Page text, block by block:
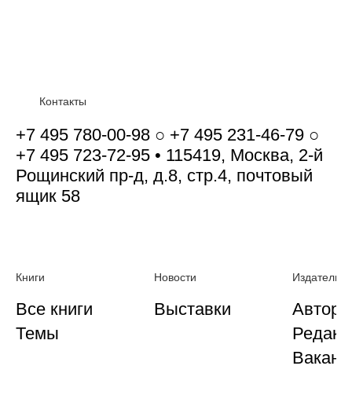
Контакты
+7 495 780-00-98 ○ +7 495 231-46-79 ○
+7 495 723-72-95 • 115419, Москва, 2-й
Рощинский пр-д, д.8, стр.4, почтовый
ящик 58
Книги
Все книги
Темы
Новости
Выставки